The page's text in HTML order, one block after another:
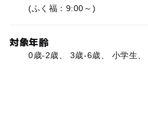
(ふく福：9:00～)
対象年齢
0歳-2歳、 3歳-6歳、 小学生、